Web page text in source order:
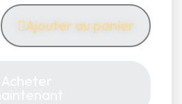
Ajouter au panier